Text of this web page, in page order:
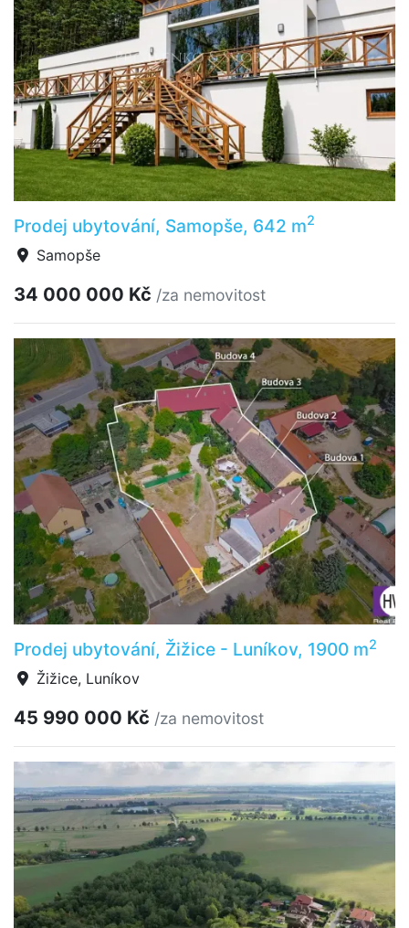
Prodej ubytování, Samopše, 642 m2
Samopše
34 000 000 Kč /za nemovitost
Prodej ubytování, Žižice - Luníkov, 1900 m2
Žižice, Luníkov
45 990 000 Kč /za nemovitost